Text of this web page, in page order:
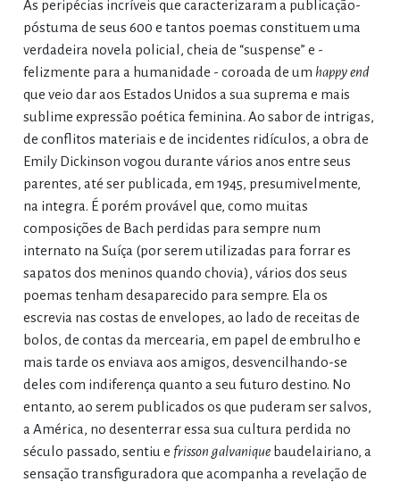
As peripécias incríveis que caracterizaram a publicação-
póstuma de seus 600 e tantos poemas constituem uma
verdadeira novela policial, cheia de “suspense” e -
felizmente para a humanidade - coroada de um happy end
que veio dar aos Estados Unidos a sua suprema e mais
sublime expressão poética feminina. Ao sabor de intrigas,
de conflitos materiais e de incidentes ridículos, a obra de
Emily Dickinson vogou durante vários anos entre seus
parentes, até ser publicada, em 1945, presumivelmente,
na integra. É porém provável que, como muitas
composições de Bach perdidas para sempre num
internato na Suíça (por serem utilizadas para forrar es
sapatos dos meninos quando chovia), vários dos seus
poemas tenham desaparecido para sempre. Ela os
escrevia nas costas de envelopes, ao lado de receitas de
bolos, de contas da mercearia, em papel de embrulho e
mais tarde os enviava aos amigos, desvencilhando-se
deles com indiferença quanto a seu futuro destino. No
entanto, ao serem publicados os que puderam ser salvos,
a América, no desenterrar essa sua cultura perdida no
século passado, sentiu e frisson galvaniquebaudelairiano, a
sensação transfiguradora que acompanha a revelação de